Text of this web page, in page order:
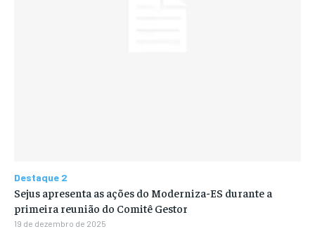
Destaque 2
Sejus apresenta as ações do Moderniza-ES durante a
primeira reunião do Comitê Gestor
19 de dezembro de 2025